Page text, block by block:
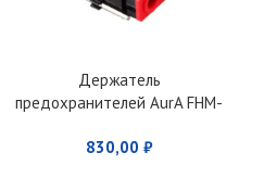
Держатель
предохранителей AurA FHM-
830,00 ₽